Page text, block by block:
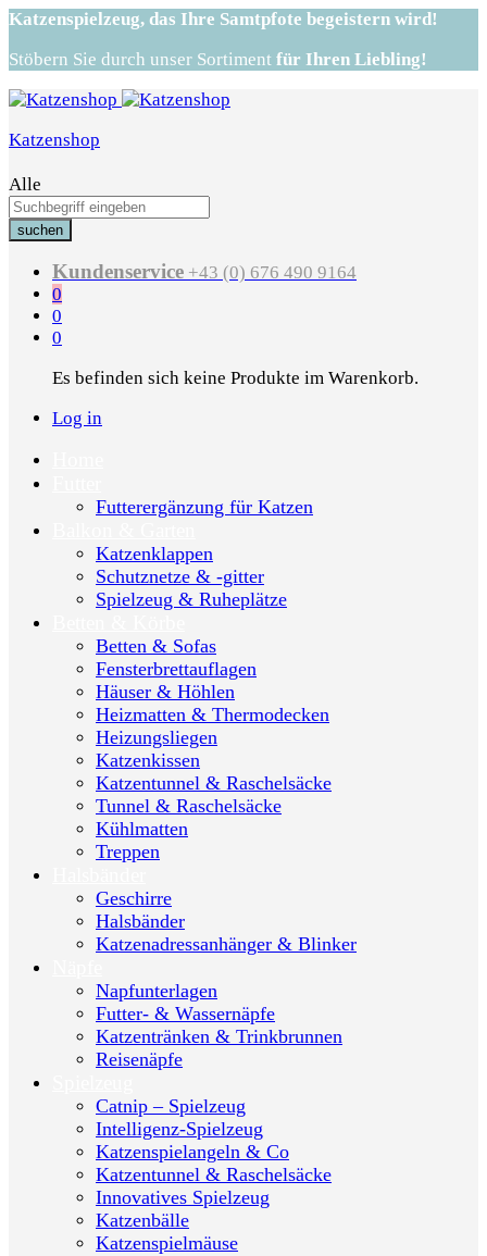
Katzenspielzeug, das Ihre Samtpfote begeistern wird!
Stöbern Sie durch unser Sortiment für Ihren Liebling!
Katzenshop
Alle
suchen
Kundenservice +43 (0) 676 490 9164
0
0
0
Es befinden sich keine Produkte im Warenkorb.
Log in
Futterergänzung für Katzen
Katzenklappen
Schutznetze & -gitter
Spielzeug & Ruheplätze
Betten & Sofas
Fensterbrettauflagen
Häuser & Höhlen
Heizmatten & Thermodecken
Heizungsliegen
Katzenkissen
Katzentunnel & Raschelsäcke
Tunnel & Raschelsäcke
Kühlmatten
Treppen
Geschirre
Halsbänder
Katzenadressanhänger & Blinker
Napfunterlagen
Futter- & Wassernäpfe
Katzentränken & Trinkbrunnen
Reisenäpfe
Catnip – Spielzeug
Intelligenz-Spielzeug
Katzenspielangeln & Co
Katzentunnel & Raschelsäcke
Innovatives Spielzeug
Katzenbälle
Katzenspielmäuse